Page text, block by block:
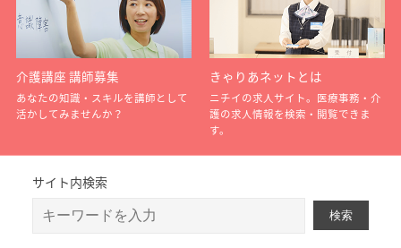
介護講座 講師募集
あなたの知識・スキルを講師として
活かしてみませんか？
きゃりあネットとは
ニチイの求人サイト。医療事務・介
護の求人情報を検索・閲覧できま
す。
サイト内検索